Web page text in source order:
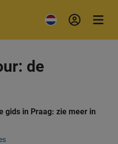
de
gids in Praag: zie meer in